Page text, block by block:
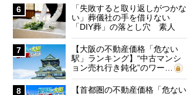
6
「失敗すると取り返しがつかな
い」葬儀社の手を借りない
「DIY葬」の落とし穴 素人
に…
7
【大阪の不動産価格「危ない
駅」ランキング】“中古マンシ
ョン売れ行き鈍化”のワー…
8
【首都圏の不動産価格「危ない